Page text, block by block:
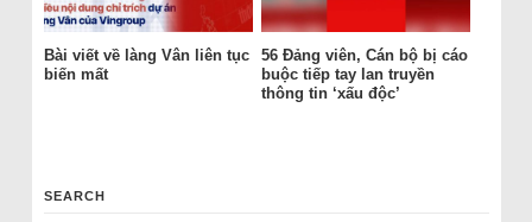
Bài viết về làng Vân liên tục
biến mất
56 Đảng viên, Cán bộ bị cáo
buộc tiếp tay lan truyền
thông tin ‘xấu độc’
SEARCH